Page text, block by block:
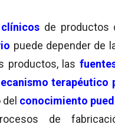
de productos
puede depender de
productos, las
terapéutico
del conocimiento
de